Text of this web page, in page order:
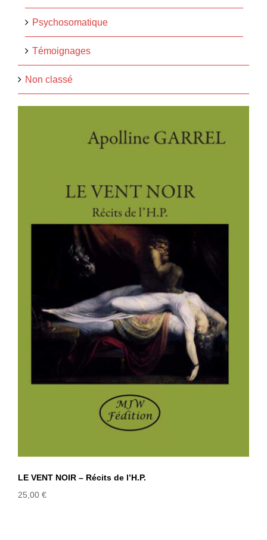
Psychosomatique
Témoignages
Non classé
LE VENT NOIR – Récits de l’H.P.
LE VENT NOIR – Récits de l’H.P.
25,00 €